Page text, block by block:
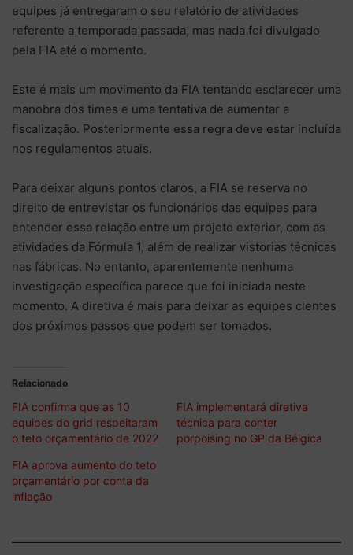
equipes já entregaram o seu relatório de atividades
referente a temporada passada, mas nada foi divulgado
pela FIA até o momento.
Este é mais um movimento da FIA tentando esclarecer uma
manobra dos times e uma tentativa de aumentar a
fiscalização. Posteriormente essa regra deve estar incluída
nos regulamentos atuais.
Para deixar alguns pontos claros, a FIA se reserva no
direito de entrevistar os funcionários das equipes para
entender essa relação entre um projeto exterior, com as
atividades da Fórmula 1, além de realizar vistorias técnicas
nas fábricas. No entanto, aparentemente nenhuma
investigação específica parece que foi iniciada neste
momento. A diretiva é mais para deixar as equipes cientes
dos próximos passos que podem ser tomados.
Relacionado
FIA confirma que as 10
equipes do grid respeitaram
o teto orçamentário de 2022
FIA implementará diretiva
técnica para conter
porpoising no GP da Bélgica
FIA aprova aumento do teto
orçamentário por conta da
inflação